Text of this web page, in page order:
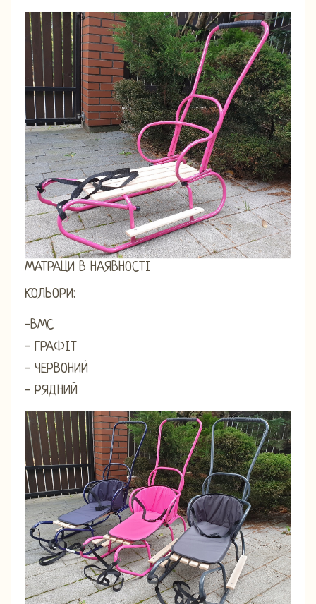
МАТРАЦИ В НАЯВНОСТІ
КОЛЬОРИ:
-ВМС
- ГРАФІТ
- ЧЕРВОНИЙ
- РЯДНИЙ